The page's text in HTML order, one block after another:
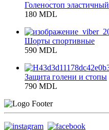
Голеностоп эластичный
180 MDL
Шорты спортивные
590 MDL
Защита голени и стопы
790 MDL